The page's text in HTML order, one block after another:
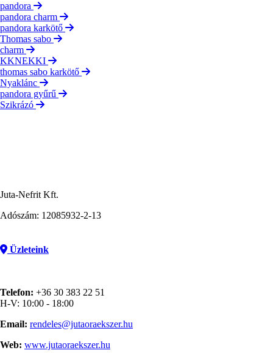
pandora
pandora charm
pandora karkötő
Thomas sabo
charm
KKNEKKI
thomas sabo karkötő
Nyaklánc
pandora gyűrű
Szikrázó
Juta-Nefrit Kft.
Adószám: 12085932-2-13
Üzleteink
Telefon: +36 30 383 22 51
H-V: 10:00 - 18:00
Email: rendeles@jutaoraekszer.hu
Web: www.jutaoraekszer.hu